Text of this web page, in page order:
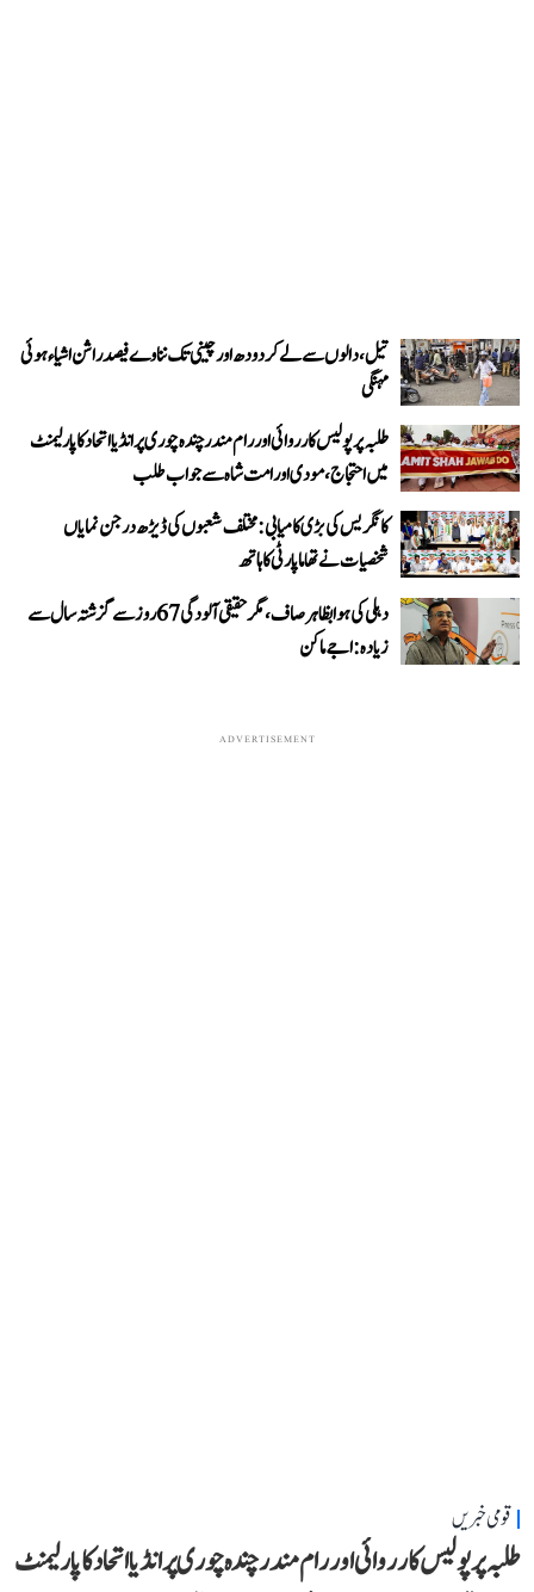
تیل، دالوں سے لے کر دودھ اور چینی تک نناوے فیصد راشن اشیاء ہوئی
مہنگی
طلبہ پر پولیس کارروائی اور رام مندر چندہ چوری پر انڈیا اتحاد کا پارلیمنٹ
میں احتجاج، مودی اور امت شاہ سے جواب طلب
کانگریس کی بڑی کامیابی: مختلف شعبوں کی ڈیڑھ درجن نمایاں
شخصیات نے تھاما پارٹی کا ہاتھ
دہلی کی ہوا بظاہر صاف، مگر حقیقی آلودگی 67 روز سے گزشتہ سال سے
زیادہ: اجے ماکن
ADVERTISEMENT
قومی خبریں
طلبہ پر پولیس کارروائی اور رام مندر چندہ چوری پر انڈیا اتحاد کا پارلیمنٹ